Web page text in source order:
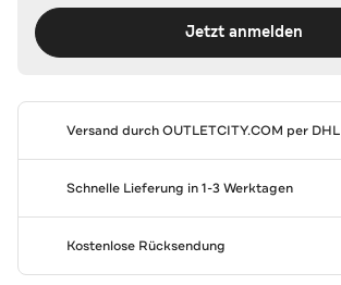
Jetzt anmelden
Versand durchOUTLETCITY.COM per DHL
Schnelle Lieferung in 1-3 Werktagen
Kostenlose Rücksendung